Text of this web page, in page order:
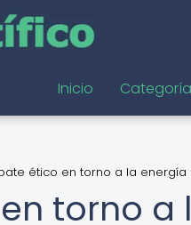
Inicio
ético en torno a la energía
torno